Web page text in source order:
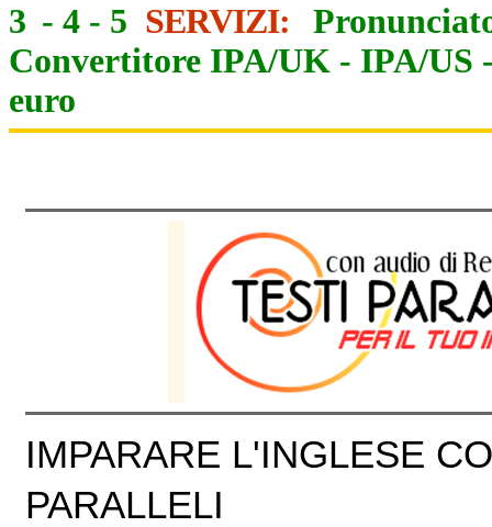
3 - 4 - 5 SERVIZI:
Convertitore IPA/UK - IPA/US
euro
IMPARARE L'INGLESE
PARALLELI